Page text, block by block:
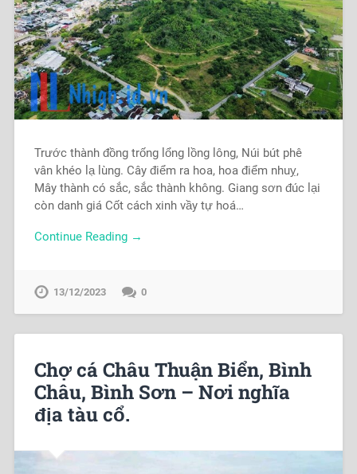
Trước thành đồng trống lổng lồng lông, Núi bút phê
vân khéo lạ lùng. Cây điểm ra hoa, hoa điểm nhuỵ,
Mây thành có sắc, sắc thành không. Giang sơn đúc lại
còn danh giá Cốt cách xinh vầy tự hoá…
Continue Reading →
13/12/2023 0
Chợ cá Châu Thuận Biển, Bình
Châu, Bình Sơn – Nơi nghĩa
địa tàu cổ.